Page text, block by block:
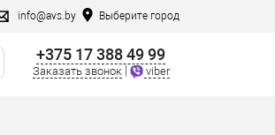
info@avs.by Выберите город
+375 17 388 49 99
Заказать звонок viber